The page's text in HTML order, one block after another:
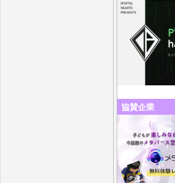
協賛企業